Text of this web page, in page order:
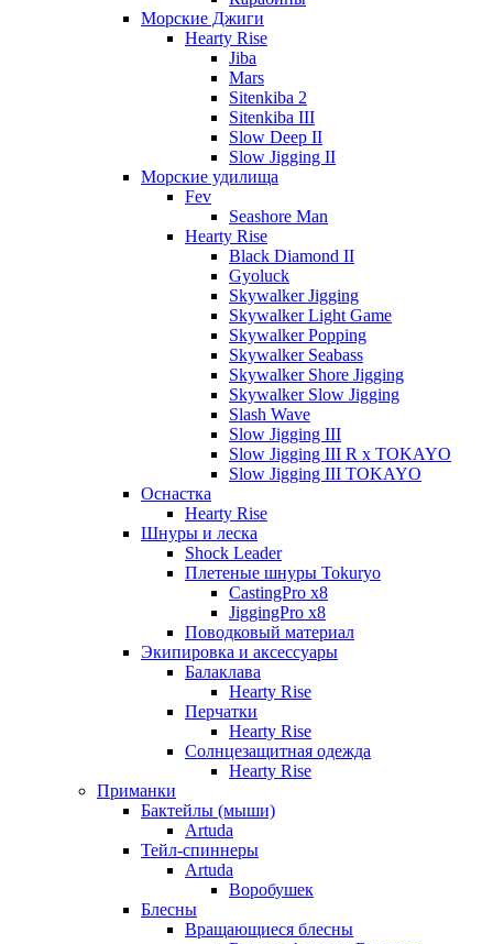
Морские Джиги
Hearty Rise
Jiba
Mars
Sitenkiba 2
Sitenkiba III
Slow Deep II
Slow Jigging II
Морские удилища
Fev
Seashore Man
Hearty Rise
Black Diamond II
Gyoluck
Skywalker Jigging
Skywalker Light Game
Skywalker Popping
Skywalker Seabass
Skywalker Shore Jigging
Skywalker Slow Jigging
Slash Wave
Slow Jigging III
Slow Jigging III R x TOKAYO
Slow Jigging III TOKAYO
Оснастка
Hearty Rise
Шнуры и леска
Shock Leader
Плетеные шнуры Tokuryo
CastingPro x8
JiggingPro x8
Поводковый материал
Экипировка и аксессуары
Балаклава
Hearty Rise
Перчатки
Hearty Rise
Солнцезащитная одежда
Hearty Rise
Приманки
Бактейлы (мыши)
Artuda
Тейл-спиннеры
Artuda
Воробушек
Блесны
Вращающиеся блесны